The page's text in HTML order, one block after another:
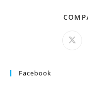
Facebook